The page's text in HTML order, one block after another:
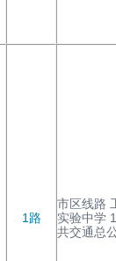
1路
市区线路
实验中学
共交通总